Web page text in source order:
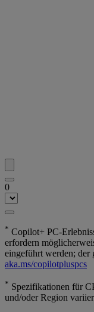
0
* Copilot+ PC-
erfordern
eingeführt werden; der
aka.ms/copilotpluspcs
* Spezifikationen für
und/oder Region